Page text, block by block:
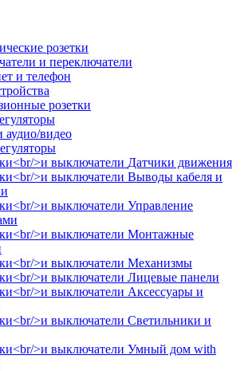
розетки
и переключатели
и телефон
розетки
аудио/видео
Датчики движения
Выводы кабеля и
Управление
Монтажные
Механизмы
Лицевые панели
Аксессуары и
Светильники и
Умный дом with